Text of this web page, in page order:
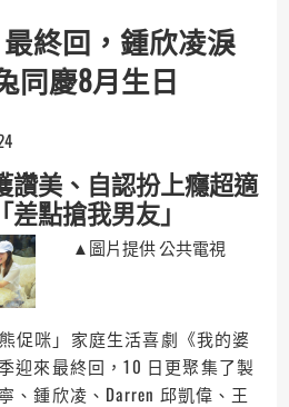
最終回，鍾欣凌淚
同慶8月生日
讚美、自認扮上癮超適
點搶我男友」
▲圖片提供 公共電視
促咪」家庭生活喜劇《我的婆
迎來最終回，10 日更聚集了製
、鍾欣凌、Darren 邱凱偉、王